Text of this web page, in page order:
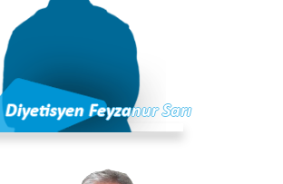
Diyetisyen Feyzanur Sarı